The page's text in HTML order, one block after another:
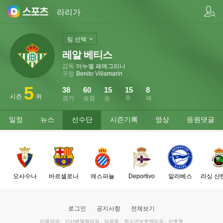
라리가
레알 베티스
감독 마누엘 페예그리니
구장 Benito Villamarin
시즌 5 위 경기
38
승점
60
승
15
무
15
패
8
팀 선택
일정 뉴스 선수단 시즌기록 영상 응원댓글
오사수나 바르셀로나 에스파뇰 Deportivo 알라베스 라싱 산
로그인 공지사항 전체보기
이용약관 · 기사배열책임자 : 임광욱 · 청소년보호책임자 : 이호원